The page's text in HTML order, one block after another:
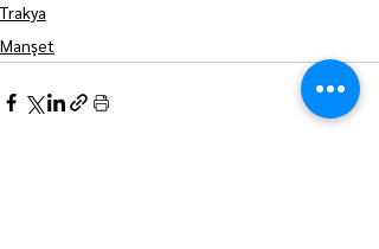
Trakya
Manşet